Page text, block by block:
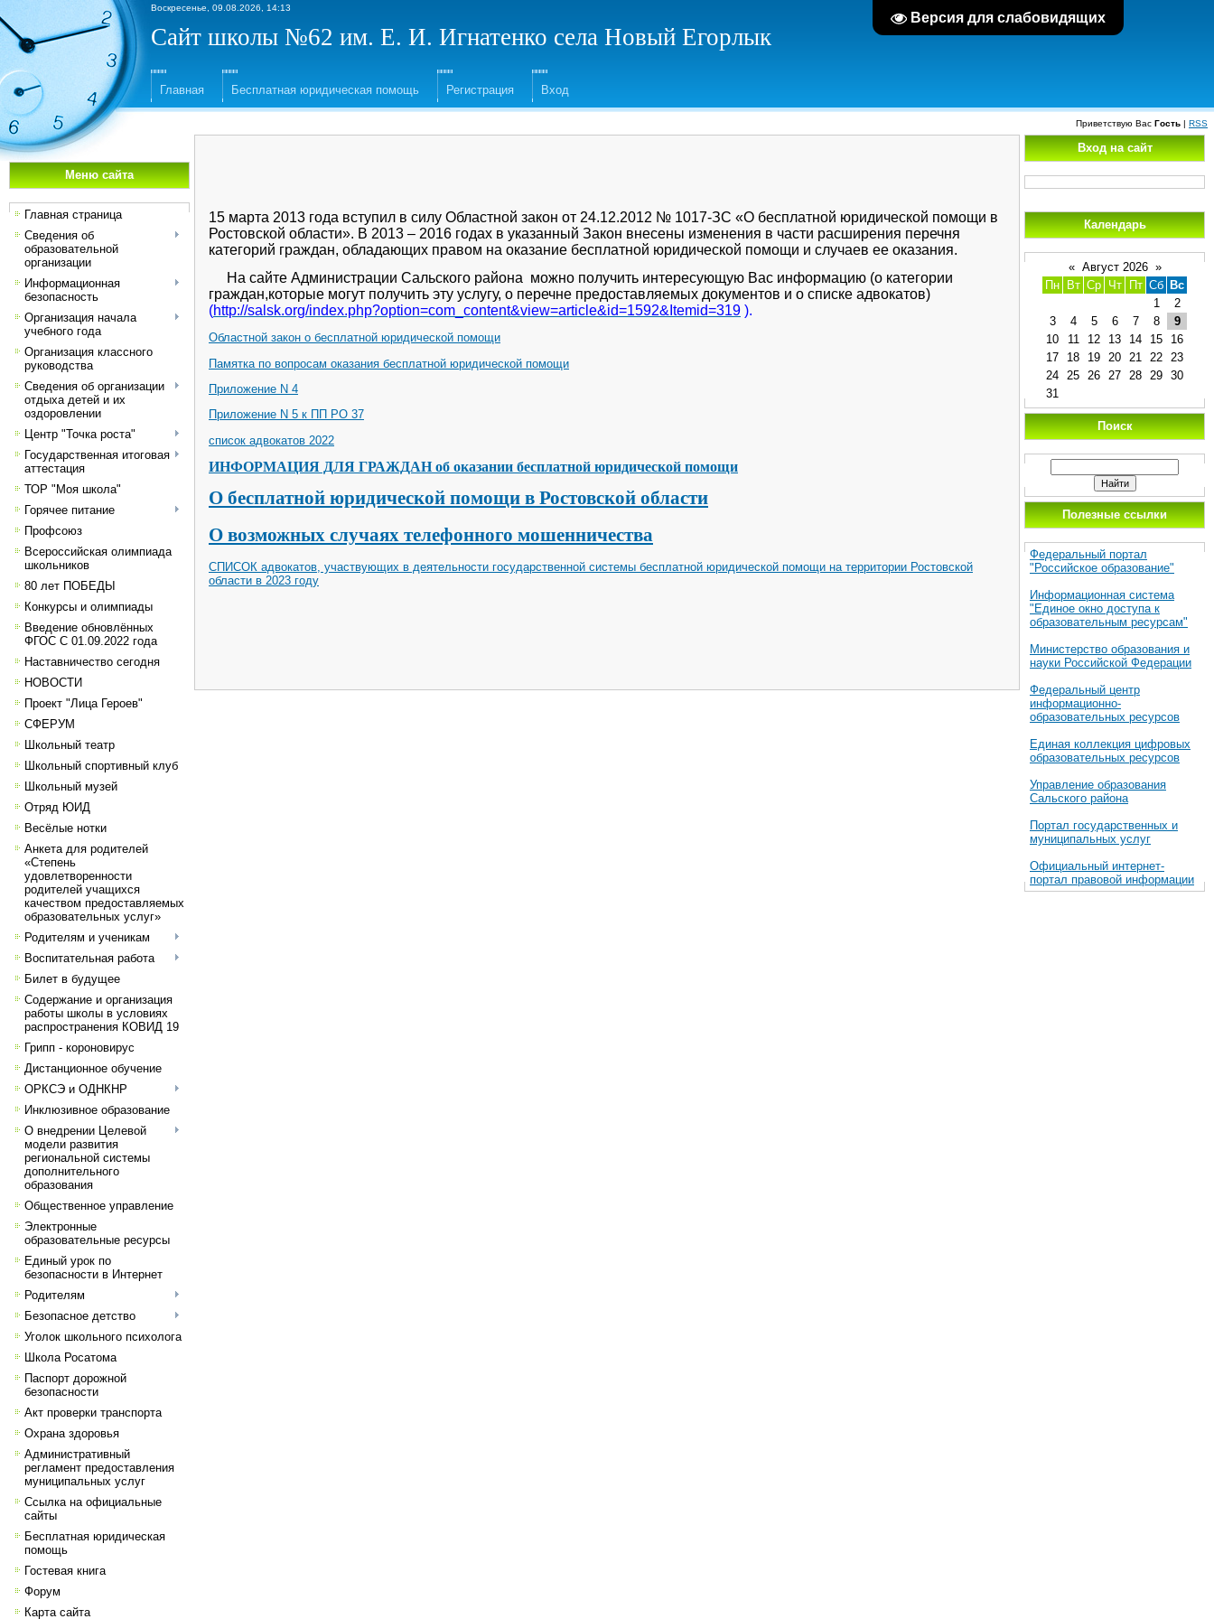
Версия для слабовидящих
Воскресенье, 09.08.2026, 14:13
Сайт школы №62 им. Е. И. Игнатенко села Новый Егорлык
Главная Бесплатная юридическая помощь Регистрация Вход
Приветствую Вас Гость | RSS
Меню сайта
Главная страница
Сведения об
образовательной
организации
Информационная
безопасность
Организация начала
учебного года
Организация классного
руководства
Сведения об организации
отдыха детей и их
оздоровлении
Центр "Точка роста"
Государственная итоговая
аттестация
ТОР "Моя школа"
Горячее питание
Профсоюз
Всероссийская олимпиада
школьников
80 лет ПОБЕДЫ
Конкурсы и олимпиады
Введение обновлённых
ФГОС С 01.09.2022 года
Наставничество сегодня
НОВОСТИ
Проект "Лица Героев"
СФЕРУМ
Школьный театр
Школьный спортивный клуб
Школьный музей
Отряд ЮИД
Весёлые нотки
Анкета для родителей
«Степень
удовлетворенности
родителей учащихся
качеством предоставляемых
образовательных услуг»
Родителям и ученикам
Воспитательная работа
Билет в будущее
Содержание и организация
работы школы в условиях
распространения КОВИД 19
Грипп - короновирус
Дистанционное обучение
ОРКСЭ и ОДНКНР
Инклюзивное образование
О внедрении Целевой
модели развития
региональной системы
дополнительного
образования
Общественное управление
Электронные
образовательные ресурсы
Единый урок по
безопасности в Интернет
Родителям
Безопасное детство
Уголок школьного психолога
Школа Росатома
Паспорт дорожной
безопасности
Акт проверки транспорта
Охрана здоровья
Административный
регламент предоставления
муниципальных услуг
Ссылка на официальные
сайты
Бесплатная юридическая
помощь
Гостевая книга
Форум
Карта сайта
15 марта 2013 года вступил в силу Областной закон от 24.12.2012 № 1017-ЗС «О бесплатной юридической помощи в
Ростовской области». В 2013 – 2016 годах в указанный Закон внесены изменения в части расширения перечня
категорий граждан, обладающих правом на оказание бесплатной юридической помощи и случаев ее оказания.
На сайте Администрации Сальского района можно получить интересующую Вас информацию (о категории
граждан,которые могут получить эту услугу, о перечне предоставляемых документов и о списке адвокатов)
(http://salsk.org/index.php?option=com_content&view=article&id=1592&Itemid=319 ).
Областной закон о бесплатной юридической помощи
Памятка по вопросам оказания бесплатной юридической помощи
Приложение N 4
Приложение N 5 к ПП РО 37
список адвокатов 2022
ИНФОРМАЦИЯ ДЛЯ ГРАЖДАНоб оказании бесплатной юридической помощи
О бесплатной юридической помощи в Ростовской области
О возможных случаях телефонного мошенничества
СПИСОК адвокатов, участвующих в деятельности государственной системы бесплатной юридической помощи на территории Ростовской
области в 2023 году
Вход на сайт
Календарь
« Август 2026 »
Пн
Вт Ср Чт Пт Сб Вс
1
2
3
4 5 6 7 8
9
10
11 12 13 14 15
16
17
18 19 20 21 22 23
24 25 26 27 28 29 30
31
Поиск
Полезные ссылки
Федеральный портал
"Российское образование"
Информационная система
"Единое окно доступа к
образовательным ресурсам"
Министерство образования и
науки Российской Федерации
Федеральный центр
информационно-
образовательных ресурсов
Единая коллекция цифровых
образовательных ресурсов
Управление образования
Сальского района
Портал государственных и
муниципальных услуг
Официальный интернет-
портал правовой информации